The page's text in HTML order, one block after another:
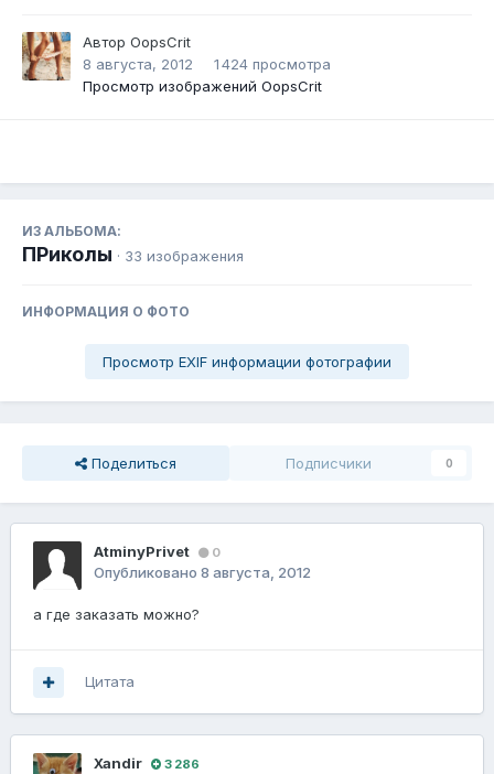
Автор OopsCrit
8 августа, 2012
1 424 просмотра
Просмотр изображений OopsCrit
ИЗ АЛЬБОМА:
ПРиколы · 33 изображения
ИНФОРМАЦИЯ О ФОТО
Просмотр EXIF информации фотографии
Поделиться Подписчики 0
AtminyPrivet 0
Опубликовано 8 августа, 2012
а где заказать можно?
Цитата
Xandir 3 286